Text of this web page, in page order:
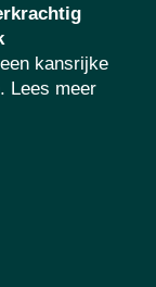
kansrijke
Lees meer